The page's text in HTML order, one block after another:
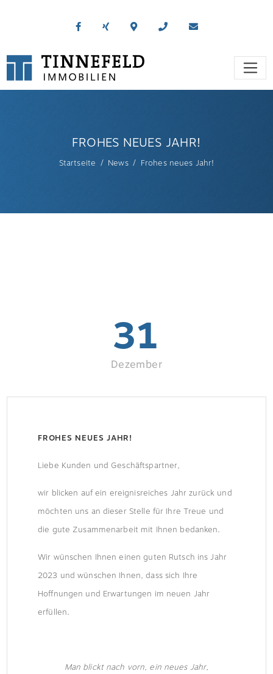
FROHES NEUES JAHR!
Startseite News Frohes neues Jahr!
31
Dezember
FROHES NEUES JAHR!
Liebe Kunden und Geschäftspartner,
wir blicken auf ein ereignisreiches Jahr zurück und
möchten uns an dieser Stelle für Ihre Treue und
die gute Zusammenarbeit mit Ihnen bedanken.
Wir wünschen Ihnen einen guten Rutsch ins Jahr
2023 und wünschen Ihnen, dass sich Ihre
Hoffnungen und Erwartungen im neuen Jahr
erfüllen.
Man blickt nach vorn, ein neues Jahr,